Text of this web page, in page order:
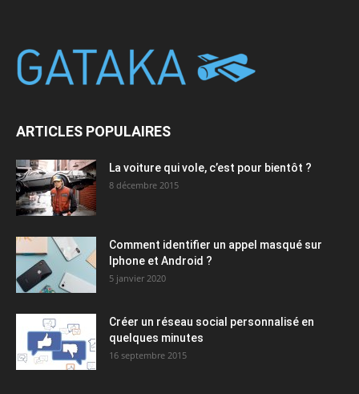
ARTICLES POPULAIRES
La voiture qui vole, c’est pour bientôt ?
8 décembre 2015
Comment identifier un appel masqué sur
Iphone et Android ?
5 janvier 2020
Créer un réseau social personnalisé en
quelques minutes
16 septembre 2015